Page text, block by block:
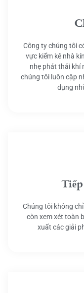
Công ty chúng tôi
vực kiểm kê nhà
nhẹ phát thải khí
chúng tôi luôn cập
dụng
Chúng tôi không
còn xem xét toàn
xuất các giải